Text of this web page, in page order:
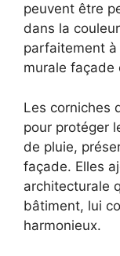
peuvent être
dans la
parfaitement à
murale façade
Les corniches
pour protéger
de pluie,
façade. Elles
architecturale
bâtiment, lui
harmonieux.